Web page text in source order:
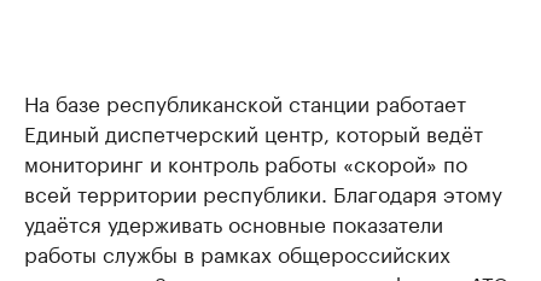
На базе республиканской станции работает
Единый диспетчерский центр, который ведёт
мониторинг и контроль работы «скорой» по
всей территории республики. Благодаря этому
удаётся удерживать основные показатели
работы службы в рамках общероссийских